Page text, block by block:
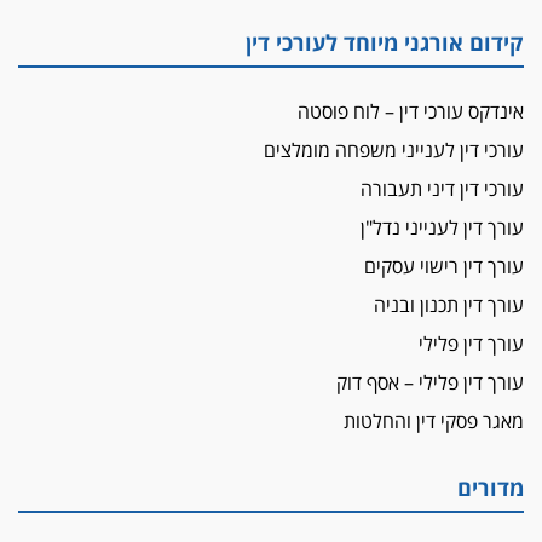
מאסר לעורך הדין
פיקטיביות בשם פלסטינים
על המידתיות
ביה"ד המשמעתי ביטל השעיה לצמיתות של
עורכת-דין שהביעה שמחה ב-7 באוקטובר
אשם
עו"ד הלל בבייב הורשע בהונאת עשרות לקוחות,
ההסדר: 7-9 שנות מאסר
דין ומקרקעין
עורך דין ברמת השרון נחקר בחשד למרמה בעסקת
תובעת משטרתית פוטרה בחשד לעישון סמים
שנחשף בפעילות בלשים בטלגרם
קידום אורגני מיוחד לעורכי דין
אינדקס עורכי דין – לוח פוסטה
עורכי דין לענייני משפחה מומלצים
עורכי דין דיני תעבורה
עורך דין לענייני נדל"ן
עורך דין רישוי עסקים
עורך דין תכנון ובניה
עורך דין פלילי
עורך דין פלילי – אסף דוק
מאגר פסקי דין והחלטות
מדורים